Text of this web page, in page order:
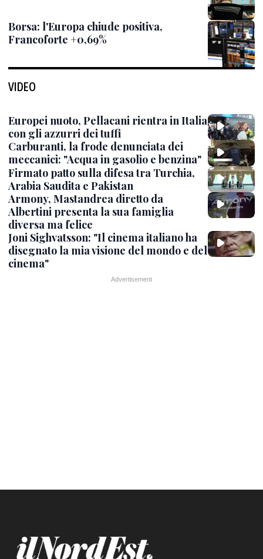
Borsa: l'Europa chiude positiva,
Francoforte +0,69%
VIDEO
Europei nuoto, Pellacani rientra in Italia
con gli azzurri dei tuffi
Carburanti, la frode denunciata dei
meccanici: "Acqua in gasolio e benzina"
Firmato patto sulla difesa tra Turchia,
Arabia Saudita e Pakistan
Armony, Mastandrea diretto da
Albertini presenta la sua famiglia
diversa ma felice
Joni Sighvatsson: "Il cinema italiano ha
disegnato la mia visione del mondo e del
cinema"